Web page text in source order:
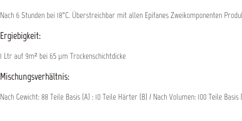
Nach 6 Stunden bei 18°C. Überstreichbar mit allen Epifanes Zweikomponenten
Ergiebigkeit:
1 Ltr auf 9m² bei 65 µm Trockenschichtdicke
Mischungsverhältnis:
Nach Gewicht: 88 Teile Basis (A) : 10 Teile Härter (B) / Nach Volumen: 100 Teile